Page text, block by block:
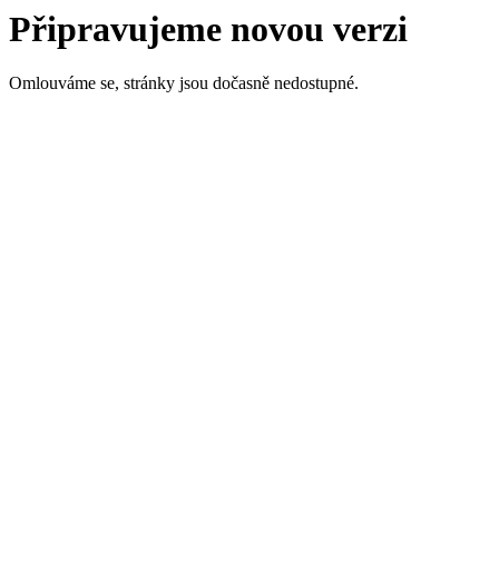
Připravujeme novou verzi
Omlouváme se, stránky jsou dočasně nedostupné.